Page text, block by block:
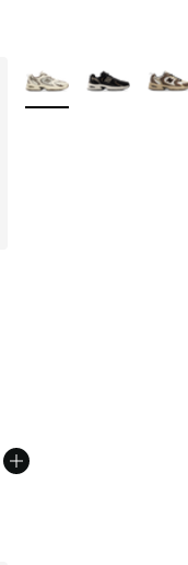
Plus de couleurs